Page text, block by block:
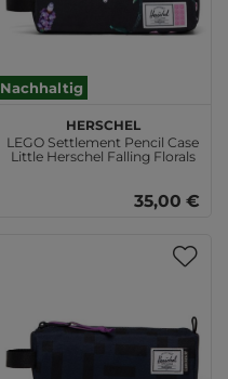
Nachhaltig
Herschel
LEGO Settlement Pencil Case
Little Herschel Falling Florals
35,00 €